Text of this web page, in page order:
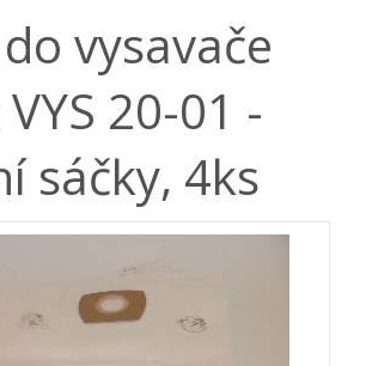
vysavače
20-01 -
sáčky, 4ks